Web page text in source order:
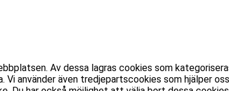
Av dessa lagras cookies som
använder även tredjepartscookies som hjälper